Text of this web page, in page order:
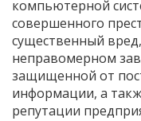
компьютерной
совершенного
существенный
неправомерном
защищенной от
информации, а
репутации